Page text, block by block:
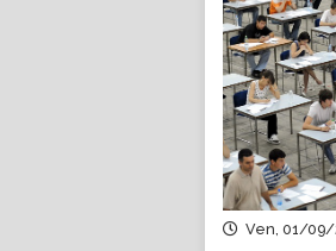
Ven, 01/09/